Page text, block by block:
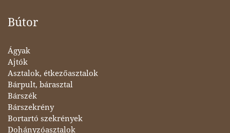
Bútor
Ágyak
Ajtók
Asztalok, étkezőasztalok
Bárpult, bárasztal
Bárszék
Bárszekrény
Bortartó szekrények
Dohányzóasztalok